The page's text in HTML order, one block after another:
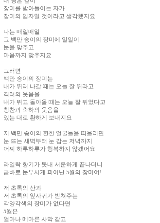
장미를 받아들이는 자가
장미의 임자일 것이라고 생각했지요
나는 매일매일
그 백만 송이의 장미에 일일이
눈을 맞추고
마음까지 맞추지요
그러면
백만 송이의 장미는
내가 뛰러 나갈 때는 오늘 잘 뛰라고
격려의 웃음을
내가 뛰고 돌아올 때는 오늘 잘 뛰었다고
칭찬과 축하의 웃음을
있는 대로 환하게 보내지요
저 백만 송이의 환한 얼굴들을 떠올리면
눈 뜨는 새벽부터 눈 감는 저녁까지
어찌 하루하루가 행복하지 않겠어요
라일락 향기가 못내 서운하게 끝나더니
곧바로 눈부시게 피어난 5월의 장미여!
저 초록의 산과
저 초록의 잎사귀가 받쳐주는
각양각색의 장미가 없다면
5월은
얼마나 메마른 사막 같고